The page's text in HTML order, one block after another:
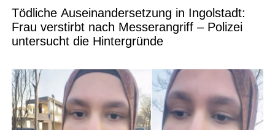
Tödliche Auseinandersetzung in Ingolstadt:
Frau verstirbt nach Messerangriff – Polizei
untersucht die Hintergründe